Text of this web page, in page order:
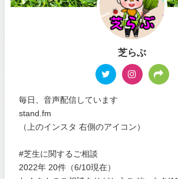
芝らぶ
毎日、音声配信しています
stand.fm
（上のインスタ 右側のアイコン）
#芝生に関するご相談
2022年 20件（6/10現在）